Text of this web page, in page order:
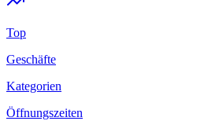
Top
Geschäfte
Kategorien
Öffnungszeiten